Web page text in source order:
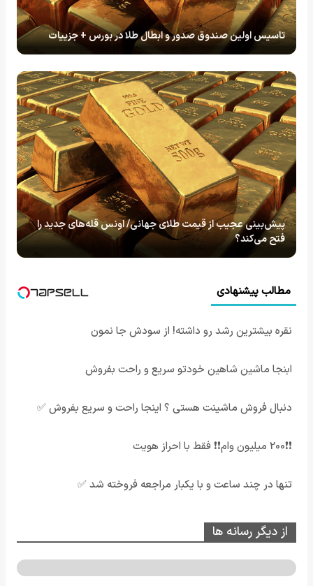
تاسیس اولین صندوق صدور و ابطال طلا در بورس + جزییات
پیش‌بینی عجیب از قیمت طلای جهانی/ اونس قله‌های جدید را
فتح می‌کند؟
مطالب پیشنهادی
نقره بیشترین رشد رو داشته! از سودش جا نمون
ابنجا ماشین شاهین خودتو سریع و راحت بفروش
دنبال فروش ماشینت هستی ؟ اینجا راحت و سریع بفروش ✅
❗❗200 میلیون وام❗❗ فقط با احراز هویت
تنها در چند ساعت و با یکبار مراجعه فروخته شد ✅
از دیگر رسانه ها